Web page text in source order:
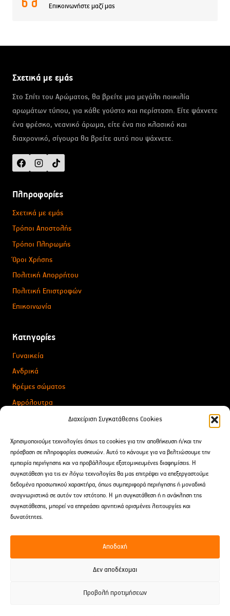
Διαχείριση Συγκατάθεσης Cookies
Χρησιμοποιούμε τεχνολογίες όπως τα cookies για την αποθήκευση ή/και την
πρόσβαση σε πληροφορίες συσκευών. Αυτό το κάνουμε για να βελτιώσουμε την
εμπειρία περιήγησης και να προβάλλουμε εξατομικευμένες διαφημίσεις. Η
συγκατάθεση για τις εν λόγω τεχνολογίες θα μας επιτρέψει να επεξεργαστούμε
δεδομένα προσωπικού χαρακτήρα, όπως συμπεριφορά περιήγησης ή μοναδικά
αναγνωριστικά σε αυτόν τον ιστότοπο. Η μη συγκατάθεση ή η ανάκληση της
συγκατάθεσης, μπορεί να επηρεάσει αρνητικά ορισμένες λειτουργίες και
δυνατότητες.
Αποδοχή
Δεν αποδέχομαι
Προβολή προτιμήσεων
Επικοινωνήστε μαζί μας
Σχετικά με εμάς
Στο Σπίτι του Αρώματος, θα βρείτε μια μεγάλη ποικιλία
αρωμάτων τύπου, για κάθε γούστο και περίσταση. Είτε ψάχνετε
ένα φρέσκο, νεανικό άρωμα, είτε ένα πιο κλασικό και
διαχρονικό, σίγουρα θα βρείτε αυτό που ψάχνετε.
Πληροφορίες
Σχετικά με εμάς
Τρόποι Αποστολής
Τρόποι Πληρωμής
Όροι Χρήσης
Πολιτική Απορρήτου
Πολιτική Επιστροφών
Επικοινωνία
Κατηγορίες
Γυναικεία
Ανδρικά
Κρέμες σώματος
Αφρόλουτρα
After Shave
Επικοινωνία
Δαρειώτου 9 Tρίπολη, Ελλάδα
2710 238691
spititouaromatos2012@gmail.com
© 2026 Το Σπίτι του Αρώματος -